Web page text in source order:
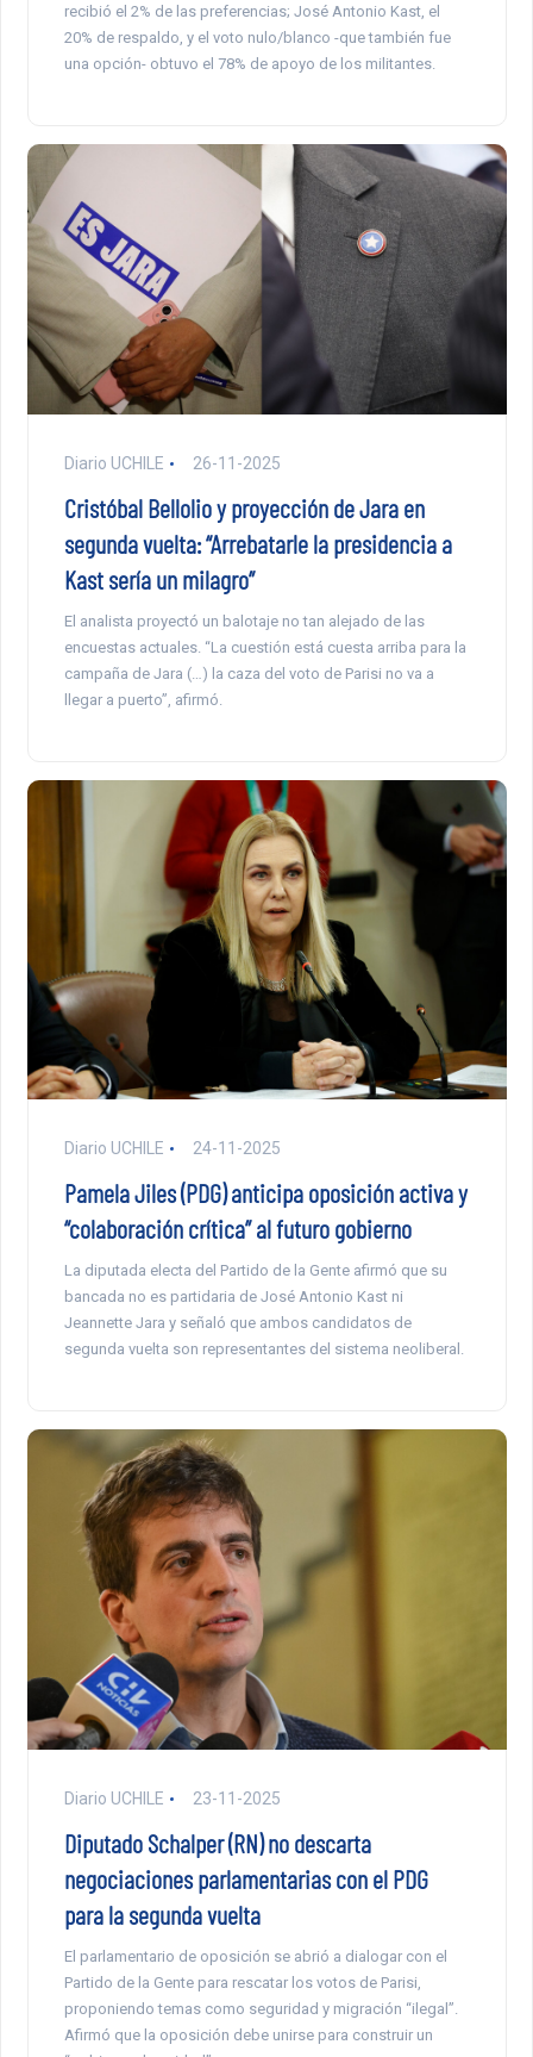
recibió el 2% de las preferencias; José Antonio Kast, el
20% de respaldo, y el voto nulo/blanco -que también fue
una opción- obtuvo el 78% de apoyo de los militantes.
Diario UCHILE 26-11-2025
Cristóbal Bellolio y proyección de Jara en
segunda vuelta: “Arrebatarle la presidencia a
Kast sería un milagro”
El analista proyectó un balotaje no tan alejado de las
encuestas actuales. “La cuestión está cuesta arriba para la
campaña de Jara (…) la caza del voto de Parisi no va a
llegar a puerto”, afirmó.
Diario UCHILE 24-11-2025
Pamela Jiles (PDG) anticipa oposición activa y
“colaboración crítica” al futuro gobierno
La diputada electa del Partido de la Gente afirmó que su
bancada no es partidaria de José Antonio Kast ni
Jeannette Jara y señaló que ambos candidatos de
segunda vuelta son representantes del sistema neoliberal.
Diario UCHILE 23-11-2025
Diputado Schalper (RN) no descarta
negociaciones parlamentarias con el PDG
para la segunda vuelta
El parlamentario de oposición se abrió a dialogar con el
Partido de la Gente para rescatar los votos de Parisi,
proponiendo temas como seguridad y migración “ilegal”.
Afirmó que la oposición debe unirse para construir un